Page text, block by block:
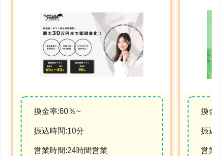
換金率:60％~
振込時間:10分
営業時間:24時間営業
換金
振込
営業